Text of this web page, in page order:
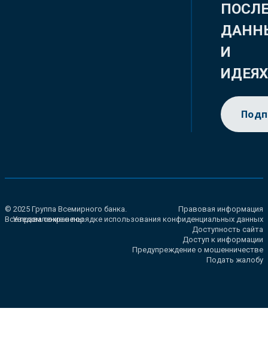
И
ИДЕЯХ
© 2025 Группа Всемирного банка.
Все права сохранены.
Правовая информация
Уведомление о порядке использования конфиденциальных данных
Доступность сайта
Доступ к информации
Предупреждение о мошенничестве
Подать жалобу